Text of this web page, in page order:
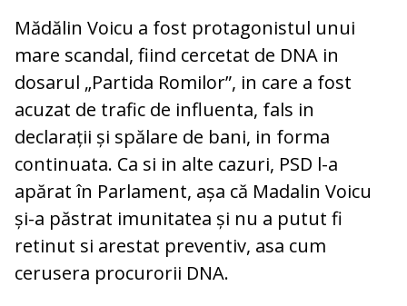
Mădălin Voicu a fost protagonistul unui
mare scandal, fiind cercetat de DNA in
dosarul „Partida Romilor”, in care a fost
acuzat de trafic de influenta, fals in
declarații și spălare de bani, in forma
continuata. Ca si in alte cazuri, PSD l-a
apărat în Parlament, așa că Madalin Voicu
și-a păstrat imunitatea și nu a putut fi
retinut si arestat preventiv, asa cum
cerusera procurorii DNA.